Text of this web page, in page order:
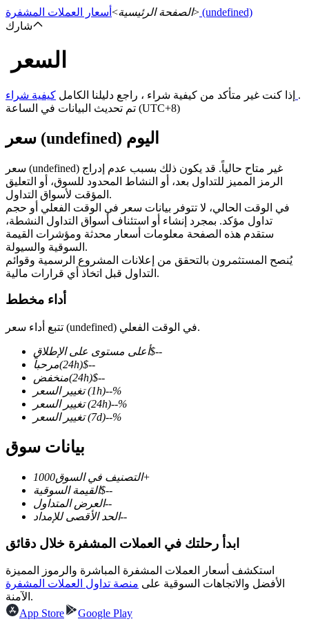
العقود الآجلة
العقود الآجلة USDT
العقود الآجلة باستخدام USDT كضمان
العقود الآجلة لـ COIN-M
العقود الآجلة للعملات المشفرة
TradFi
مشتقات الأسهم والعملات الأجنبية والمعادن الثمينة والسلع
العقود الآجلة USDC
الصفحة الرئيسية> أسعار العملات المشفرة > (undefined)
شارك
السعر
إذا كنت غير متأكد من كيفية شراء ، راجع دليلنا الكامل .
تم تحديث البيانات في الساعة (UTC+8)
سعر (undefined) اليوم
سعر (undefined) غير متاح حالياً. قد يكون ذلك بسبب عدم إدراج
الرمز المميز للتداول بعد، أو النشاط المحدود للسوق، أو التعليق
المؤقت لأسواق التداول.
في الوقت الحالي، لا تتوفر بيانات سعر في الوقت الفعلي أو حجم
تداول مؤكد. بمجرد إنشاء أو استئناف أسواق التداول النشطة،
ستقدم هذه الصفحة معلومات أسعار محدثة ومؤشرات القيمة
السوقية والسيولة.
يُنصح المستثمرون بالتحقق من إعلانات المشروع الرسمية وقوائم
التداول قبل اتخاذ أي قرارات مالية.
أداء مخطط
تتبع أداء سعر (undefined) في الوقت الفعلي.
أعلى مستوى على الإطلاق$--
مرحباً
(24h)$--
منخفض
(24h)$--
تغيير السعر
(1h)--%
تغيير السعر
(24h)--%
تغيير السعر
(7d)--%
بيانات سوق
التصنيف في السوق1000+
القيمة السوقية$--
العرض المتداول--
الحد الأقصى للإمداد--
ابدأ رحلتك في العملات المشفرة خلال دقائق
استكشف أسعار العملات المشفرة المباشرة والرموز المميزة
الأفضل والاتجاهات السوقية على منصة تداول العملات المشفرة
الآمنة.
App Store
Google Play